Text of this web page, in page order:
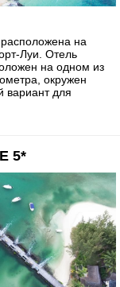
на
Луи. Отель
на одном из
окружен
для
5*